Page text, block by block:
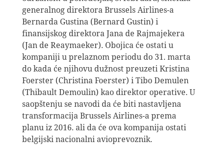
TEMA
AGENT
Search
for:
generalnog direktora Brussels Airlines-a
Bernarda Gustina (Bernard Gustin) i
finansijskog direktora Jana de Rajmajekera
(Jan de Reaymaeker). Obojica će ostati u
kompaniji u prelaznom periodu do 31. marta
do kada će njihovu dužnost preuzeti Kristina
Foerster (Christina Foerster) i Tibo Demulen
(Thibault Demoulin) kao direktor operative. U
saopštenju se navodi da će biti nastavljena
transformacija Brussels Airlines-a prema
planu iz 2016. ali da će ova kompanija ostati
belgijski nacionalni avioprevoznik.